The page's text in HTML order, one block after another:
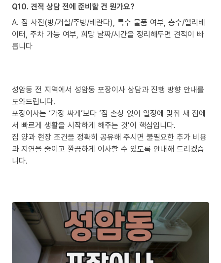
Q10. 견적 상담 전에 준비할 건 뭔가요?
A. 짐 사진(방/거실/주방/베란다), 특수 물품 여부, 층수/엘리베
이터, 주차 가능 여부, 희망 날짜/시간을 정리해두면 견적이 빠
릅니다
성암동 전 지역에서 성암동 포장이사 상담과 진행 방향 안내를
도와드립니다.
포장이사는 ‘가장 싸게’보다 ‘짐 손상 없이 일정에 맞춰 새 집에
서 빠르게 생활을 시작하게 해주는 것’이 핵심입니다.
짐 양과 현장 조건을 정확히 공유해 주시면 불필요한 추가 비용
과 지연을 줄이고 깔끔하게 이사할 수 있도록 안내해 드리겠습
니다.